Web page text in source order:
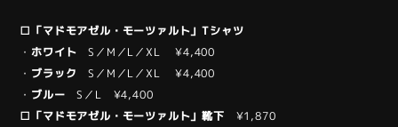
□「マドモアゼル・モーツァルト」Tシャツ
・ホワイト S／M／L／XL ¥4,400
・ ブラック S／M／L／XL ¥4,400
・ ブルー S／L ¥4,400
□「マドモアゼル・モーツァルト」靴下 ¥1,870